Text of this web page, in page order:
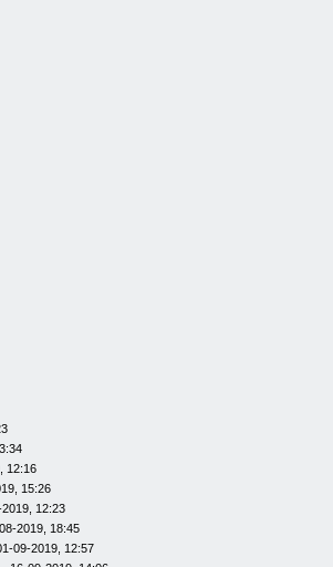
12:16
15:26
12:23
2019, 18:45
09-2019, 12:57